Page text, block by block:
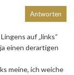
auf „links“
einen derartigen
meine, ich weiche
Antworten